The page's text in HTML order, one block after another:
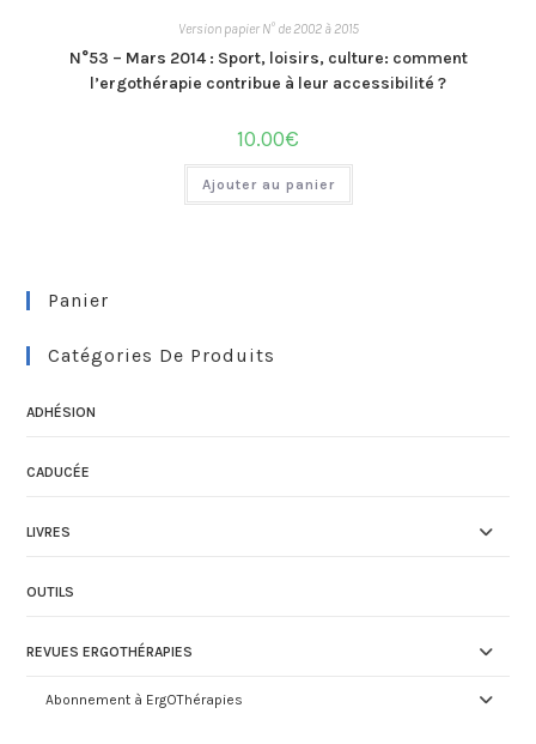
Version papier N° de 2002 à 2015
N°53 – Mars 2014 : Sport, loisirs, culture: comment
l’ergothérapie contribue à leur accessibilité ?
10.00€
Ajouter au panier
Panier
Catégories De Produits
ADHÉSION
CADUCÉE
LIVRES
OUTILS
REVUES ERGOTHÉRAPIES
Abonnement à ErgOThérapies